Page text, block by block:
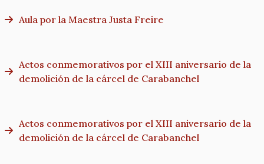
Aula por la Maestra Justa Freire
Actos conmemorativos por el XIII aniversario de la
demolición de la cárcel de Carabanchel
Actos conmemorativos por el XIII aniversario de la
demolición de la cárcel de Carabanchel